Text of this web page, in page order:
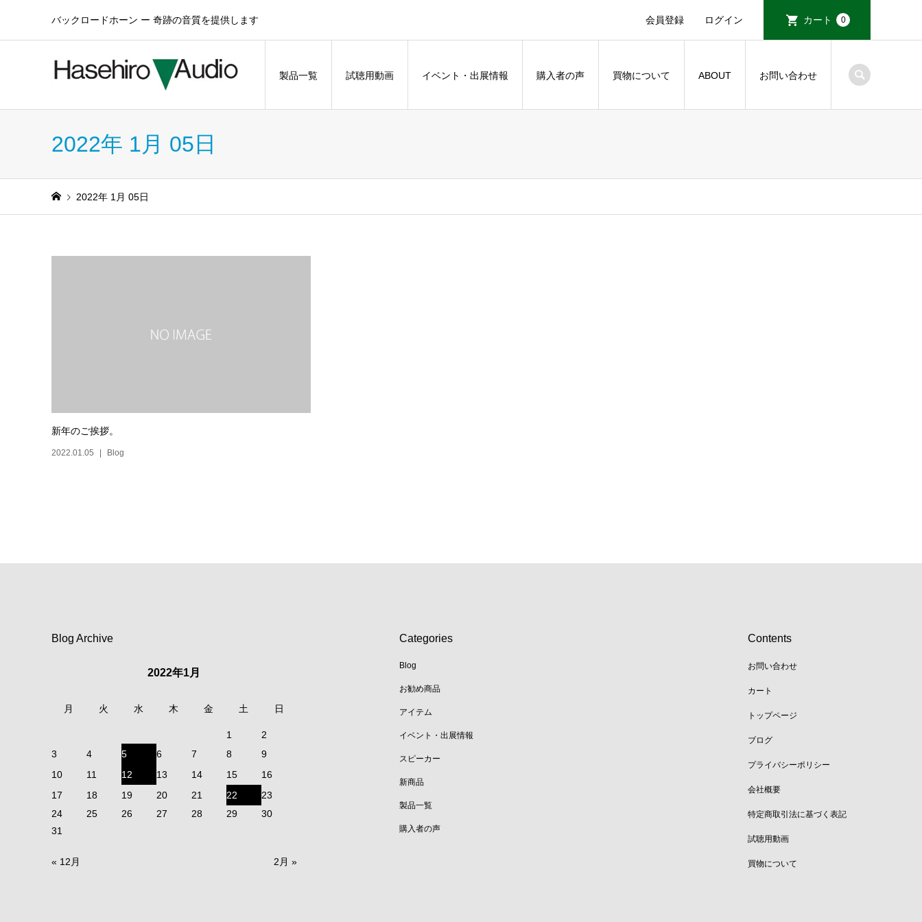
バックロードホーン ー 奇跡の音質を提供します 会員登録 ログイン カート 0
製品一覧 試聴用動画 イベント・出展情報 購入者の声 買物について ABOUT お問い合わせ
2022年 1月 05日
2022年 1月 05日
新年のご挨拶。
2022.01.05 Blog
Blog Archive
2022年1月
月 火 水 木 金 土 日
1
2
3
4 5 6 7 8
9
10
11 12 13 14 15
16
17
18 19 20 21 22
23
24
25 26 27 28 29
30
31
« 12月 2月 »
Categories
Blog
お勧め商品
アイテム
イベント・出展情報
スピーカー
新商品
製品一覧
購入者の声
Contents
お問い合わせ
カート
トップページ
ブログ
プライバシーポリシー
会社概要
特定商取引法に基づく表記
試聴用動画
買物について